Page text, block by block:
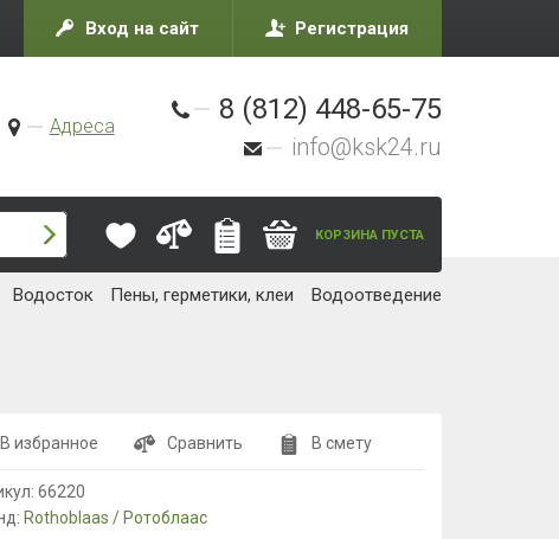
Вход на сайт Регистрация
Адреса
8 (812) 448-65-75
info@ksk24.ru
КОРЗИНА ПУСТА
Водосток Пены, герметики, клеи Водоотведение
В избранное Сравнить В смету
66220
Rothoblaas / Ротоблаас